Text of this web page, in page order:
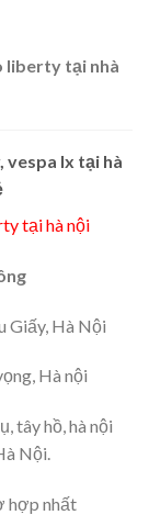
liberty tại nhà
vespa lx tại hà
tại hà nội
Giấy, Hà Nội
Hà nội
tây hồ, hà nội
Nội.
hợp nhất